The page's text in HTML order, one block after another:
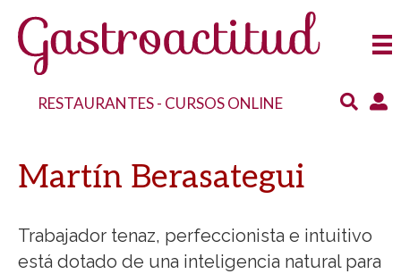
RESTAURANTES- CURSOS ONLINE
Martín Berasategui
Trabajador tenaz, perfeccionista e intuitivo
está dotado de una inteligencia natural para